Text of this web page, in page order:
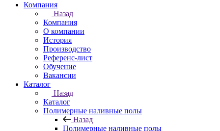
Компания
Назад
Компания
О компании
История
Производство
Референс-лист
Обучение
Вакансии
Каталог
Назад
Каталог
Полимерные наливные полы
Назад
Полимерные наливные полы